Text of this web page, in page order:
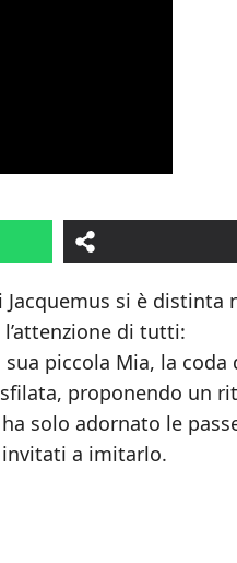
si è distinta
di tutti:
piccola Mia, la coda
proponendo un
solo adornato le
a imitarlo.